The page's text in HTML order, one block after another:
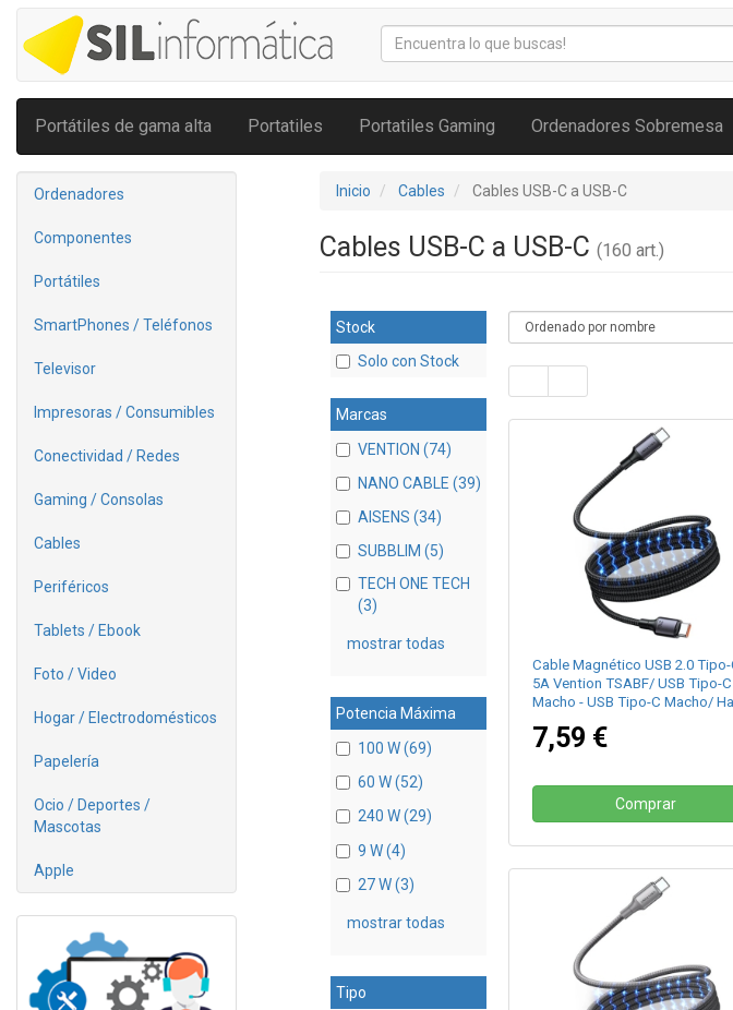
Portátiles de gama alta Portatiles Portatiles Gaming Ordenadores Sobremesa
Ordenadores
Componentes
Portátiles
SmartPhones / Teléfonos
Televisor
Impresoras / Consumibles
Conectividad / Redes
Gaming / Consolas
Cables
Periféricos
Tablets / Ebook
Foto / Video
Hogar / Electrodomésticos
Papelería
Ocio / Deportes /
Mascotas
Apple
Inicio Cables Cables USB-C a USB-C
Cables USB-C a USB-C (160 art.)
Stock
Solo con Stock
Marcas
VENTION (74)
NANO CABLE (39)
AISENS (34)
SUBBLIM (5)
TECH ONE TECH
(3)
mostrar todas
Potencia Máxima
100 W (69)
60 W (52)
240 W (29)
9 W (4)
27 W (3)
mostrar todas
Tipo
Cable Magnético USB 2.0 Tipo-
5A Vention TSABF/ USB Tipo-C
Macho - USB Tipo-C Macho/
7,59 €
Comprar